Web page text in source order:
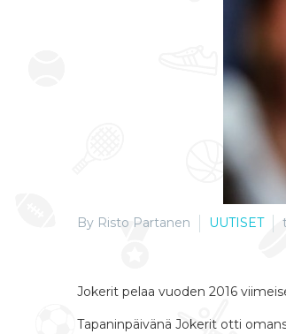
By Risto Partanen UUTISET
Jokerit pelaa vuoden 2016
Tapaninpäivänä Jokerit otti